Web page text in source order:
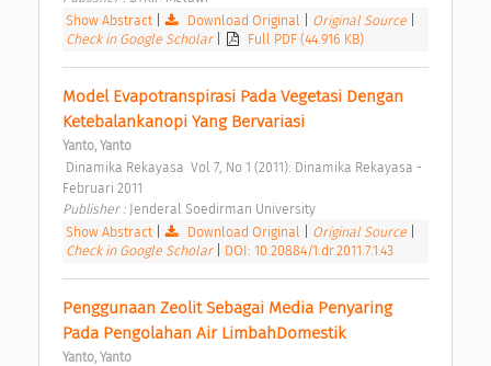
Show Abstract
Download Original Original Source
Check in Google Scholar
Full PDF (44.916 KB)
Model Evapotranspirasi Pada Vegetasi Dengan
Ketebalankanopi Yang Bervariasi
Yanto, Yanto
Februari 2011
Publisher : Jenderal Soedirman University
Show Abstract
Download Original Original Source
Check in Google Scholar
DOI: 10.20884/1.dr.2011.7.1.43
Penggunaan Zeolit Sebagai Media Penyaring
Pada Pengolahan Air LimbahDomestik
Yanto, Yanto